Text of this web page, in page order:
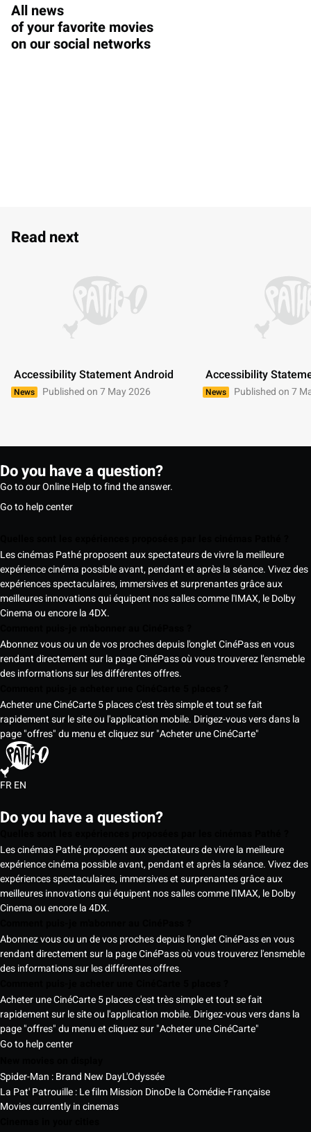
All news
of your favorite movies
on our social networks
Read next
Accessibility Statement Android
News Published on 7 May 2026
Accessibility
News Published on 7
Do you have a question?
Go to our Online Help to find the answer.
Go to help center
Les cinémas Pathé proposent aux spectateurs de vivre la meilleure
expérience cinéma possible avant, pendant et après la séance. Vivez des
expériences spectaculaires, immersives et surprenantes grâce aux
meilleures innovations qui équipent nos salles comme l'IMAX, le Dolby
Cinema ou encore la 4DX.
Abonnez vous ou un de vos proches depuis l'onglet CinéPass en vous
rendant directement sur la page CinéPass où vous trouverez l'ensmeble
des informations sur les différentes offres.
Acheter une CinéCarte 5 places c'est très simple et tout se fait
rapidement sur le site ou l'application mobile. Dirigez-vous vers dans la
page "offres" du menu et cliquez sur "Acheter une CinéCarte"
FREN
Do you have a question?
Les cinémas Pathé proposent aux spectateurs de vivre la meilleure
expérience cinéma possible avant, pendant et après la séance. Vivez des
expériences spectaculaires, immersives et surprenantes grâce aux
meilleures innovations qui équipent nos salles comme l'IMAX, le Dolby
Cinema ou encore la 4DX.
Abonnez vous ou un de vos proches depuis l'onglet CinéPass en vous
rendant directement sur la page CinéPass où vous trouverez l'ensmeble
des informations sur les différentes offres.
Acheter une CinéCarte 5 places c'est très simple et tout se fait
rapidement sur le site ou l'application mobile. Dirigez-vous vers dans la
page "offres" du menu et cliquez sur "Acheter une CinéCarte"
Go to help center
Spider-Man : Brand New DayL'Odyssée
La Pat' Patrouille : Le film Mission DinoDe la Comédie-Française
Movies currently in cinemas